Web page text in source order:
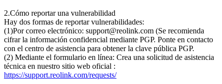
2.Cómo reportar una vulnerabilidad
Hay dos formas de reportar vulnerabilidades:
(1)Por correo electrónico: support@reolink.com (Se recomienda
cifrar la información confidencial mediante PGP. Ponte en contacto
con el centro de asistencia para obtener la clave pública PGP.
(2) Mediante el formulario en línea: Crea una solicitud de asistencia
técnica en nuestro sitio web oficial :
https://support.reolink.com/requests/